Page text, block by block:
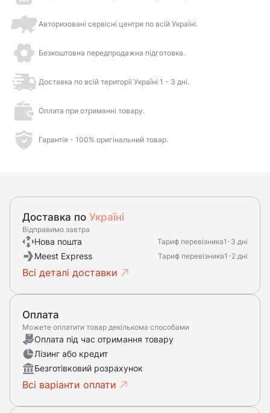
Авторизовані сервісні центри по всій Україні.
Безкоштовна передпродажна підготовка.
Доставка по всій території Україні 1 - 3 дні.
Оплата при отриманні товару.
Гарантія - 100% оригінальний товар.
Доставка по Україні
Відправимо завтра
Нова пошта Тариф перевізника1-3 дні
Meest Express Тариф перевізника1-2 дні
Всі деталі доставки
Оплата
Можете оплатити товар декількома способами
Оплата під час отримання товару
Лізинг або кредит
Безготівковий розрахунок
Всі варіанти оплати